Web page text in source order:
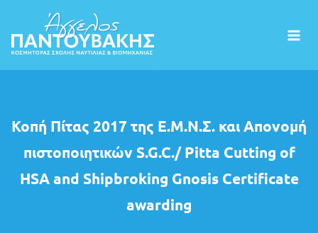
Κοπή Πίτας 2017 της Ε.Μ.Ν.Σ. και Απονομή
πιστοποιητικών S.G.C./ Pitta Cutting of
HSA and Shipbroking Gnosis Certificate
awarding